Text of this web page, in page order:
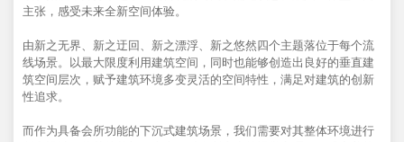
主张，感受未来全新空间体验。
由新之无界、新之迂回、新之漂浮、新之悠然四个主题落位于每个流
线场景。以最大限度利用建筑空间，同时也能够创造出良好的垂直建
筑空间层次，赋予建筑环境多变灵活的空间特性，满足对建筑的创新
性追求。
而作为具备会所功能的下沉式建筑场景，我们需要对其整体环境进行